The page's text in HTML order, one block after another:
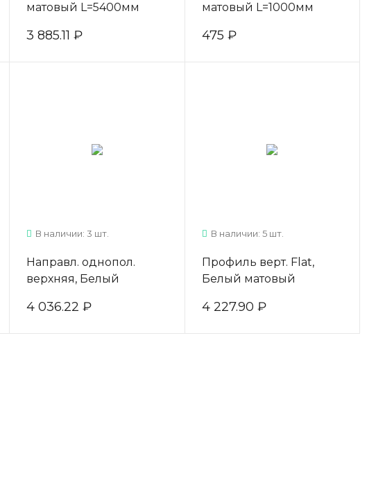
матовый L=5400мм
3 885.11 ₽
матовый L=1000мм
475 ₽
В наличии: 3 шт.
Направл. однопол.
верхняя, Белый
4 036.22 ₽
В наличии: 5 шт.
Профиль верт. Flat,
Белый матовый
4 227.90 ₽